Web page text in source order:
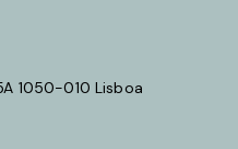
1050-010 Lisboa